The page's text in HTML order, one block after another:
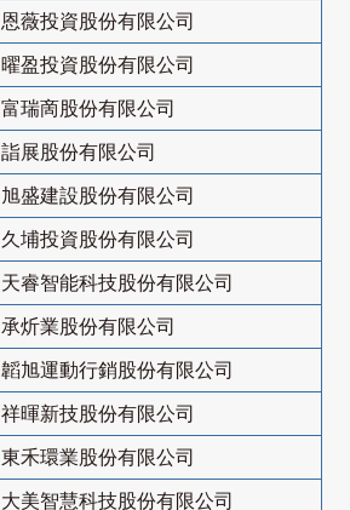
恩薇投資股份有限公司
曜盈投資股份有限公司
富瑞啇股份有限公司
詣展股份有限公司
旭盛建設股份有限公司
久埔投資股份有限公司
天睿智能科技股份有限公司
承炘業股份有限公司
韜旭運動行銷股份有限公司
祥暉新技股份有限公司
東禾環業股份有限公司
大美智慧科技股份有限公司